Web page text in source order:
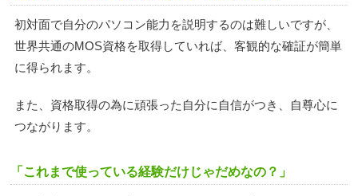
初対面で自分のパソコン能力を説明するのは難しいですが、
世界共通のMOS資格を取得していれば、客観的な確証が簡単
に得られます。
また、資格取得の為に頑張った自分に自信がつき、自尊心に
つながります。
「これまで使っている経験だけじゃだめなの？」